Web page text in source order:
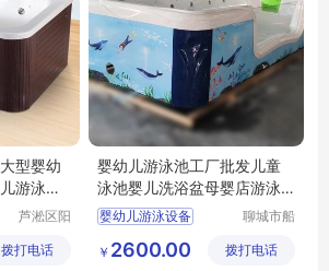
型婴幼
游泳浴
芦淞区阳
童游泳馆
拨打电话
婴幼儿游泳池工厂批发儿童
泳池婴儿洗浴盆母婴店游泳
设备
婴幼儿游泳设备
儿童游泳池
聊城市船
乐设备有
￥ 2600.00 拨打电话